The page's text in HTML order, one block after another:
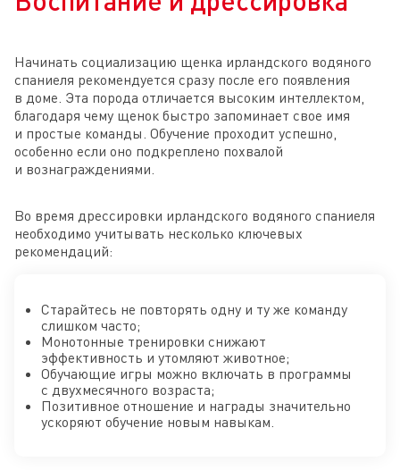
Начинать социализацию щенка ирландского водяного
спаниеля рекомендуется сразу после его появления
в доме. Эта порода отличается высоким интеллектом,
благодаря чему щенок быстро запоминает свое имя
и простые команды. Обучение проходит успешно,
особенно если оно подкреплено похвалой
и вознаграждениями.
Во время дрессировки ирландского водяного спаниеля
необходимо учитывать несколько ключевых
рекомендаций:
Старайтесь не повторять одну и ту же команду
слишком часто;
Монотонные тренировки снижают
эффективность и утомляют животное;
Обучающие игры можно включать в программы
с двухмесячного возраста;
Позитивное отношение и награды значительно
ускоряют обучение новым навыкам.